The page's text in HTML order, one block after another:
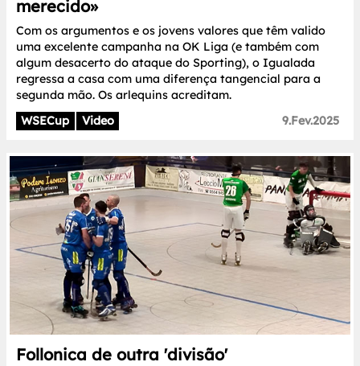
merecido»
Com os argumentos e os jovens valores que têm valido
uma excelente campanha na OK Liga (e também com
algum desacerto do ataque do Sporting), o Igualada
regressa a casa com uma diferença tangencial para a
segunda mão. Os arlequins acreditam.
WSECup
Video 9.Fev.2025
Follonica de outra 'divisão'